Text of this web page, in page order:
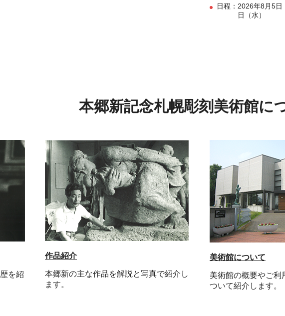
日程： 2026年8月5日
日（水）
本郷新記念札幌彫刻美術館に
を紹
作品紹介
本郷新の主な作品を解説と写真で紹介し
ます。
美術館について
美術館の概要やご利
ついて紹介します。